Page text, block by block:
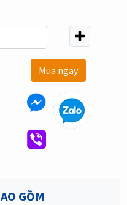
Mua ngay
GỒM